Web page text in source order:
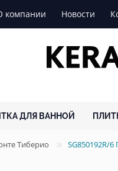
компании Новости
ДЛЯ ВАННОЙ
Тиберио SG850192R/